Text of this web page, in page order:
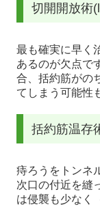
切開開放術
最も確実に早く
あるのが欠点で
合、括約筋がの
てしまう可能性
括約筋温存
痔ろうをトンネ
次口の付近を縫
は侵襲も少なく